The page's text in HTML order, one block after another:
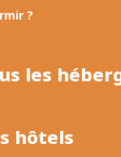
?
les
hôtels